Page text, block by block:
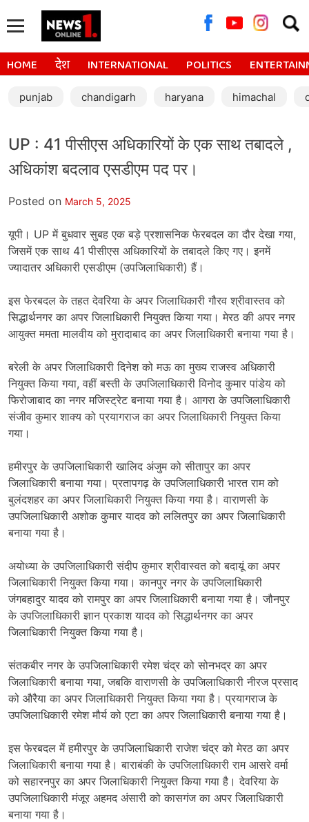
for:
HOME देश INTERNATIONAL POLITICS
punjab chandigarh haryana himachal
UP : 41 पीसीएस अधिकारियों के एक साथ तबादले ,
अधिकांश बदलाव एसडीएम पद पर।
Posted on March 5, 2025
यूपी। UP में बुधवार सुबह एक बड़े प्रशासनिक फेरबदल का दौर देखा गया,
जिसमें एक साथ 41 पीसीएस अधिकारियों के तबादले किए गए। इनमें
ज्यादातर अधिकारी एसडीएम (उपजिलाधिकारी) हैं।
इस फेरबदल के तहत देवरिया के अपर जिलाधिकारी गौरव श्रीवास्तव को
सिद्धार्थनगर का अपर जिलाधिकारी नियुक्त किया गया। मेरठ की अपर नगर
आयुक्त ममता मालवीय को मुरादाबाद का अपर जिलाधिकारी बनाया गया है।
बरेली के अपर जिलाधिकारी दिनेश को मऊ का मुख्य राजस्व अधिकारी
नियुक्त किया गया, वहीं बस्ती के उपजिलाधिकारी विनोद कुमार पांडेय को
फिरोजाबाद का नगर मजिस्ट्रेट बनाया गया है। आगरा के उपजिलाधिकारी
संजीव कुमार शाक्य को प्रयागराज का अपर जिलाधिकारी नियुक्त किया
गया।
हमीरपुर के उपजिलाधिकारी खालिद अंजुम को सीतापुर का अपर
जिलाधिकारी बनाया गया। प्रतापगढ़ के उपजिलाधिकारी भारत राम को
बुलंदशहर का अपर जिलाधिकारी नियुक्त किया गया है। वाराणसी के
उपजिलाधिकारी अशोक कुमार यादव को ललितपुर का अपर जिलाधिकारी
बनाया गया है।
अयोध्या के उपजिलाधिकारी संदीप कुमार श्रीवास्वत को बदायूं का अपर
जिलाधिकारी नियुक्त किया गया। कानपुर नगर के उपजिलाधिकारी
जंगबहादुर यादव को रामपुर का अपर जिलाधिकारी बनाया गया है। जौनपुर
के उपजिलाधिकारी ज्ञान प्रकाश यादव को सिद्धार्थनगर का अपर
जिलाधिकारी नियुक्त किया गया है।
संतकबीर नगर के उपजिलाधिकारी रमेश चंद्र को सोनभद्र का अपर
जिलाधिकारी बनाया गया, जबकि वाराणसी के उपजिलाधिकारी नीरज प्रसाद
को औरैया का अपर जिलाधिकारी नियुक्त किया गया है। प्रयागराज के
उपजिलाधिकारी रमेश मौर्य को एटा का अपर जिलाधिकारी बनाया गया है।
इस फेरबदल में हमीरपुर के उपजिलाधिकारी राजेश चंद्र को मेरठ का अपर
जिलाधिकारी बनाया गया है। बाराबंकी के उपजिलाधिकारी राम आसरे वर्मा
को सहारनपुर का अपर जिलाधिकारी नियुक्त किया गया है। देवरिया के
उपजिलाधिकारी मंजूर अहमद अंसारी को कासगंज का अपर जिलाधिकारी
बनाया गया है।